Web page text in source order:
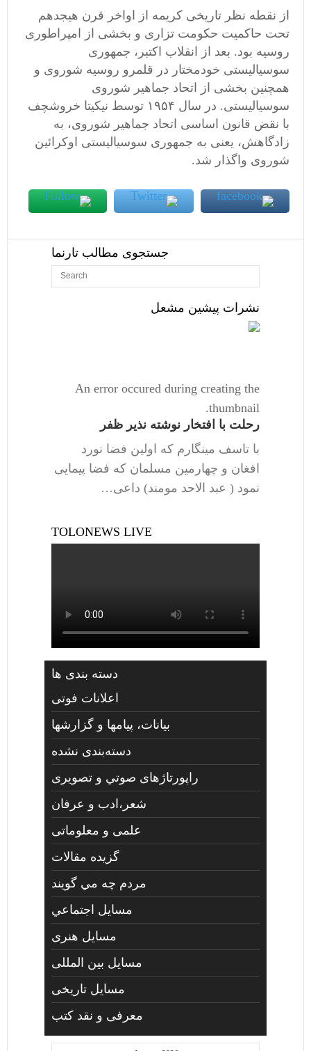
از نقطه نظر تاریخی کریمه از اواخر قرن هیجدهم
تحت حاکمیت حکومت تزاری و بخشی از امپراطوری
روسیه بود. بعد از انقلاب اکتبر، جمهوری
سوسیالیستی خودمختار در قلمرو روسیه شوروی و
همچنین بخشی از اتحاد جماهیر شوروی
سوسیالیستی. در سال ۱۹۵۴ توسط نیکیتا خروشچف
با نقض قانون اساسی اتحاد جماهیر شوروی، به
زادگاهش، یعنی به جمهوری سوسیالیستی اوکرائین
شوروی واگذار شد.
جستجوی مطالب تارنما
نشرات پیشین مشعل
An error occured during creating the
thumbnail.
رحلت با افتخار نوشته نذیر ظفر
با تاسف مینگارم که اولین فضا نورد
افغان و چهارمین مسلمان که فضا پیمایی
نمود ( عبد الاحد مومند) داعی…
TOLONEWS LIVE
دسته بندی ها
اعلانات فوتی
بیانات، پیامها و گزارشها
دسته‌بندی نشده
راپورتاژهای صوتي و تصويری
شعر،ادب و عرفان
علمی و معلوماتی
گزیده مقالات
مردم چه مي گويند
مسايل اجتماعي
مسايل هنری
مسایل بین المللی
مسایل تاریخی
معرفی و نقد کتب